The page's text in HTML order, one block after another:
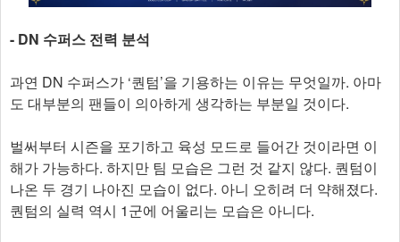
- DN 수퍼스 전력 분석
과연 DN 수퍼스가 ‘퀀텀’을 기용하는 이유는 무엇일까. 아마
도 대부분의 팬들이 의아하게 생각하는 부분일 것이다.
벌써부터 시즌을 포기하고 육성 모드로 들어간 것이라면 이
해가 가능하다. 하지만 팀 모습은 그런 것 같지 않다. 퀀텀이
나온 두 경기 나아진 모습이 없다. 아니 오히려 더 약해졌다.
퀀텀의 실력 역시 1군에 어울리는 모습은 아니다.